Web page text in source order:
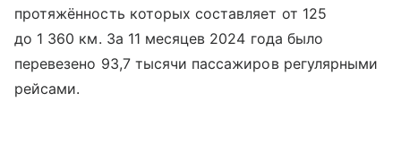
протяжённость которых составляет от 125
до 1 360 км. За 11 месяцев 2024 года было
перевезено 93,7 тысячи пассажиров регулярными
рейсами.